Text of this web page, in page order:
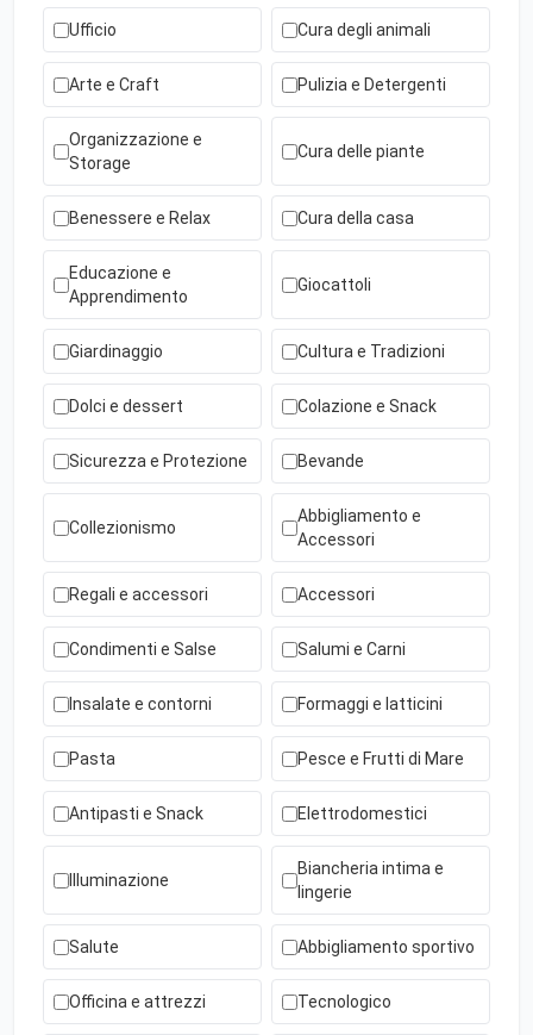
Ufficio Cura degli animali
Arte e Craft Pulizia e Detergenti
Organizzazione e
Storage
Cura delle piante
Benessere e Relax Cura della casa
Educazione e
Apprendimento
Giocattoli
Giardinaggio Cultura e Tradizioni
Dolci e dessert Colazione e Snack
Sicurezza e Protezione Bevande
Collezionismo
Abbigliamento e
Accessori
Regali e accessori Accessori
Condimenti e Salse Salumi e Carni
Insalate e contorni Formaggi e latticini
Pasta Pesce e Frutti di Mare
Antipasti e Snack Elettrodomestici
Illuminazione
Biancheria intima e
lingerie
Salute Abbigliamento sportivo
Officina e attrezzi Tecnologico